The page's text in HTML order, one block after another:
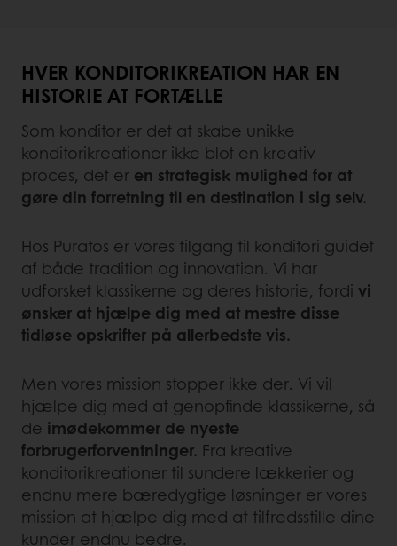
HVER KONDITORIKREATION HAR EN
HISTORIE AT FORTÆLLE
Som konditor er det at skabe unikke
konditorikreationer ikke blot en kreativ
proces, det er en strategisk mulighed for at
gøre din forretning til en destination i sig selv.
Hos Puratos er vores tilgang til konditori guidet
af både tradition og innovation. Vi har
udforsket klassikerne og deres historie, fordi vi
ønsker at hjælpe dig med at mestre disse
tidløse opskrifter på allerbedste vis.
Men vores mission stopper ikke der. Vi vil
hjælpe dig med at genopfinde klassikerne, så
de imødekommer de nyeste
forbrugerforventninger. Fra kreative
konditorikreationer til sundere lækkerier og
endnu mere bæredygtige løsninger er vores
mission at hjælpe dig med at tilfredsstille dine
kunder endnu bedre.